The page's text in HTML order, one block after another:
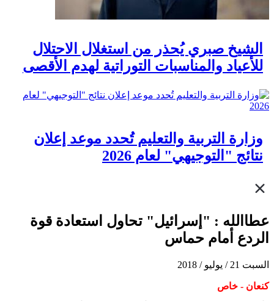
الشيخ صبري يُحذر من استغلال الاحتلال
للأعياد والمناسبات التوراتية لهدم الأقصى
وزارة التربية والتعليم تُحدد موعد إعلان
نتائج "التوجيهي" لعام 2026
عطاالله : "إسرائيل" تحاول استعادة قوة
الردع أمام حماس
السبت 21 / يوليو / 2018
كنعان - خاص